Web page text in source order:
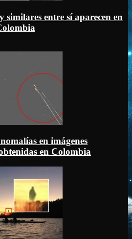
similares entre sí aparecen en
en imágenes
en Colombia